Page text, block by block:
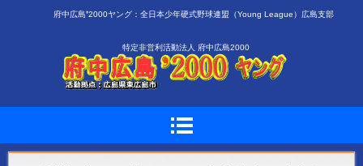
府中広島❜2000ヤング：全日本少年硬式野球連盟（Young League）広島支部
特定非営利活動法人 府中広島2000